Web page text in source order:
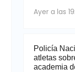
Ayer a las
Policía
atletas
academia